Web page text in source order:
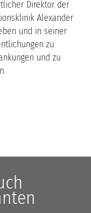
Direktor der
Alexander
und in seiner
zu
und zu